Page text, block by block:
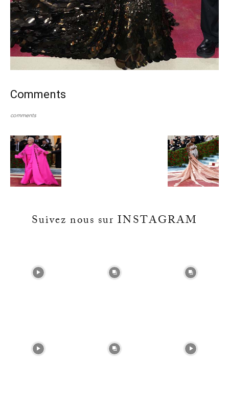
Comments
comments
Suivez nous sur INSTAGRAM